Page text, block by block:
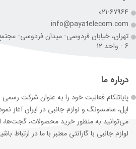
021-67964
info@payatelecom.com
تهران، خیابان فردوسی- میدان فردوسی-
6 - واحد 12
درباره ما
پایاتلکام فعالیت خود را به عنوان شرکت
اپل، سامسونگ و لوازم جانبی در ایران آغاز
می‌توانید به منظور خرید محصولات،
لوازم جانبی با گارانتی معتبر با ما در ارتباط